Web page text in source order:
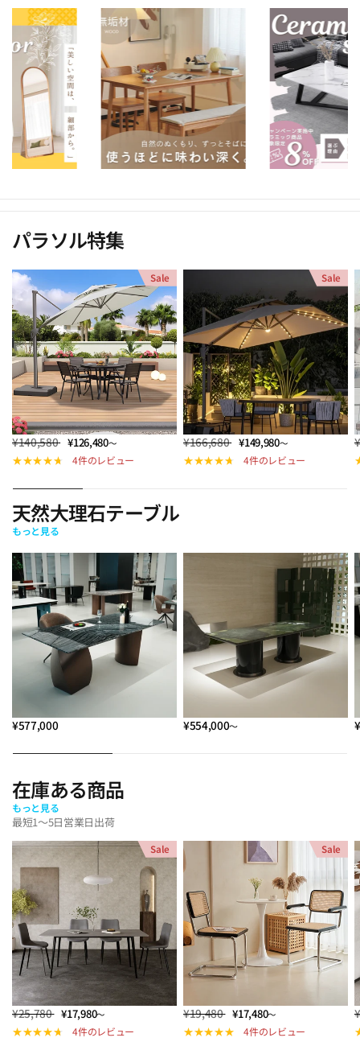
パラソル特集
Sale
¥140,580 ¥126,480～
4件のレビュー
Sale
¥166,680 ¥149,980～
4件のレビュー
天然大理石テーブル
もっと見る
¥577,000 ¥554,000～
在庫ある商品
もっと見る
最短1～5日営業日出荷
Sale
¥25,780 ¥17,980～
4件のレビュー
Sale
¥19,480 ¥17,480～
4件のレビュー